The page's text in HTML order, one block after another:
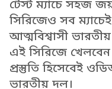
টেস্ট ম্যাচে সহজ
সিরিজেও সব
আত্মবিশ্বাসী
এই সিরিজে
প্রস্তুতি হিসেবেই
ভারতীয় দল।